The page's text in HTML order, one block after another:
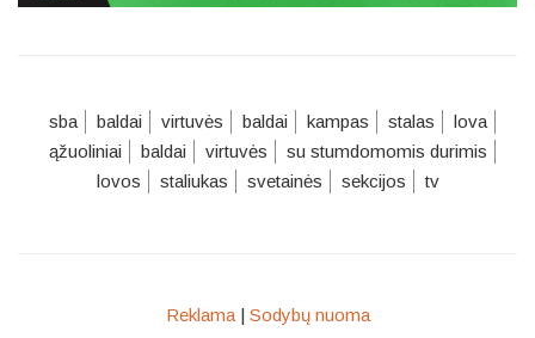
sba baldai virtuvės baldai kampas stalas
lova
ąžuoliniai
baldai virtuvės
su stumdomomis durimis
lovos
staliukas svetainės sekcijos tv
Reklama| Sodybų nuoma